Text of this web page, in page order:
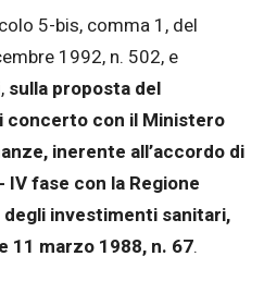
5-bis, comma 1, del
1992, n. 502, e
sulla proposta del
concerto con il Ministero
inerente all’accordo di
fase con la Regione
investimenti sanitari,
11 marzo 1988, n. 67.